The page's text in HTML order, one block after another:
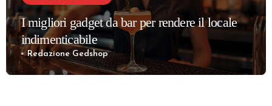
I migliori gadget da bar per rendere il locale
indimenticabile
Redazione Gedshop